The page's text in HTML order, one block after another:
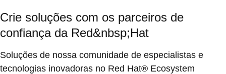
Crie soluções com os parceiros de
confiança da Red&nbsp;Hat
Soluções de nossa comunidade de especialistas e
tecnologias inovadoras no Red Hat® Ecosystem